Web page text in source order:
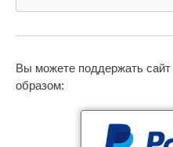
Вы можете поддержать сайт
образом: